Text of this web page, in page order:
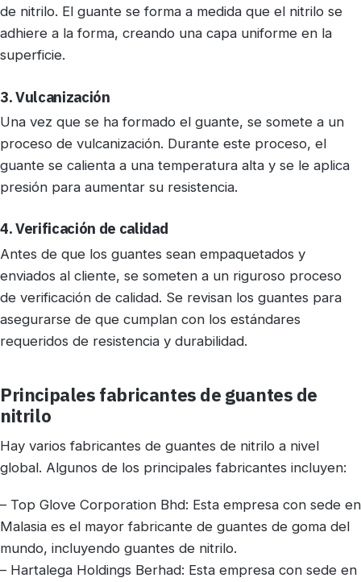
de nitrilo. El guante se forma a medida que el nitrilo se
adhiere a la forma, creando una capa uniforme en la
superficie.
3. Vulcanización
Una vez que se ha formado el guante, se somete a un
proceso de vulcanización. Durante este proceso, el
guante se calienta a una temperatura alta y se le aplica
presión para aumentar su resistencia.
4. Verificación de calidad
Antes de que los guantes sean empaquetados y
enviados al cliente, se someten a un riguroso proceso
de verificación de calidad. Se revisan los guantes para
asegurarse de que cumplan con los estándares
requeridos de resistencia y durabilidad.
Principales fabricantes de guantes de
nitrilo
Hay varios fabricantes de guantes de nitrilo a nivel
global. Algunos de los principales fabricantes incluyen:
– Top Glove Corporation Bhd: Esta empresa con sede en
Malasia es el mayor fabricante de guantes de goma del
mundo, incluyendo guantes de nitrilo.
– Hartalega Holdings Berhad: Esta empresa con sede en